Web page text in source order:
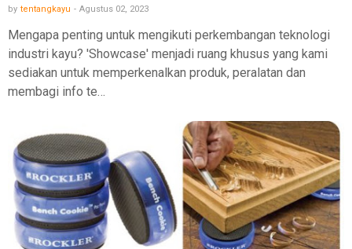
by tentangkayu - Agustus 02, 2023
Mengapa penting untuk mengikuti perkembangan teknologi
industri kayu? 'Showcase' menjadi ruang khusus yang kami
sediakan untuk memperkenalkan produk, peralatan dan
membagi info te…